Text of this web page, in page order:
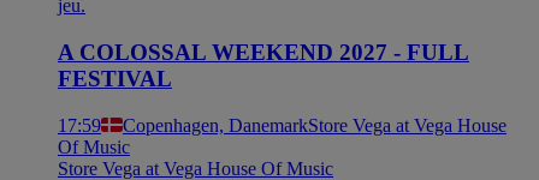
jeu.
A COLOSSAL WEEKEND 2027 - FULL
FESTIVAL
17:59 Copenhagen, DanemarkStore Vega at Vega House
Of Music
Store Vega at Vega House Of Music